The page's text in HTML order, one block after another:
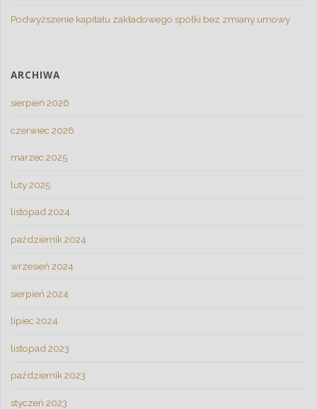
Podwyższenie kapitału zakładowego spółki bez zmiany umowy
ARCHIWA
sierpień 2026
czerwiec 2026
marzec 2025
luty 2025
listopad 2024
październik 2024
wrzesień 2024
sierpień 2024
lipiec 2024
listopad 2023
październik 2023
styczeń 2023